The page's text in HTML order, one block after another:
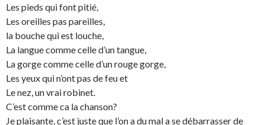
Les pieds qui font pitié,
Les oreilles pas pareilles,
la bouche qui est louche,
La langue comme celle d’un tangue,
La gorge comme celle d’un rouge gorge,
Les yeux qui n’ont pas de feu et
Le nez, un vrai robinet.
C’est comme ca la chanson?
Je plaisante, c’est juste que l’on a du mal a se débarrasser de